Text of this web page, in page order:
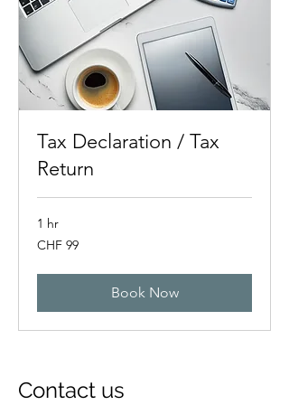
Tax Declaration / Tax
Return
1 hr
99
Swiss
CHF 99
Book Now
Contact us